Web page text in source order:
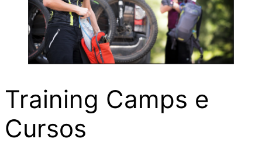
Training Camps e
Cursos